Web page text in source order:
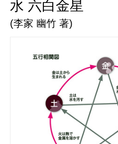
水 六白金星
(李家 幽竹 著)